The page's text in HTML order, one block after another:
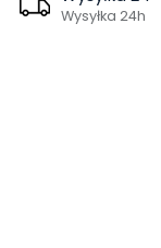
Wysyłka 24h